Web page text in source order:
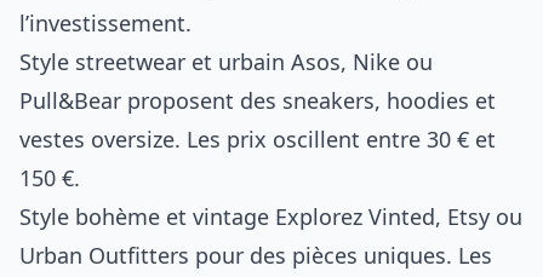
l’investissement.
Style streetwear et urbain Asos, Nike ou
Pull&Bear proposent des sneakers, hoodies et
vestes oversize. Les prix oscillent entre 30 € et
150 €.
Style bohème et vintage Explorez Vinted, Etsy ou
Urban Outfitters pour des pièces uniques. Les